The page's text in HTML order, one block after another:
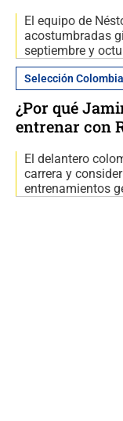
El equipo de
acostumbradas
septiembre y
Selección Colombia
¿Por qué
entrenar con
El delantero
carrera y
entrenamientos